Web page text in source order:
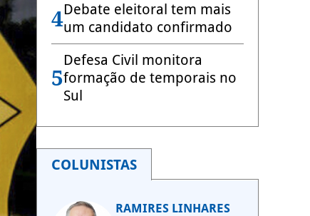
4Debate eleitoral tem mais
um candidato confirmado
5
Defesa Civil monitora
formação de temporais no
Sul
COLUNISTAS
RAMIRES LINHARES